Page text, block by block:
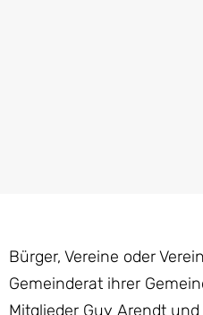
Bürger, Vereine oder
Gemeinderat ihrer
Mitglieder Guy Arendt